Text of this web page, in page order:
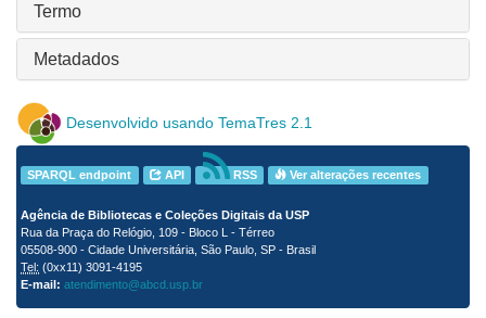
Termo
Metadados
Desenvolvido usando TemaTres 2.1
SPARQL endpoint API RSS Ver alterações recentes
Agência de Bibliotecas e Coleções Digitais da USP
Rua da Praça do Relógio, 109 - Bloco L - Térreo
05508-900 - Cidade Universitária, São Paulo, SP - Brasil
Tel: (0xx11) 3091-4195
E-mail: atendimento@abcd.usp.br